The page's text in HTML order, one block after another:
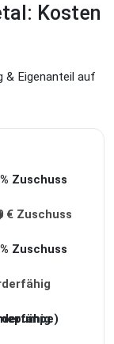
Kosten
& Eigenanteil auf
Zuschuss
€ Zuschuss
Zuschuss